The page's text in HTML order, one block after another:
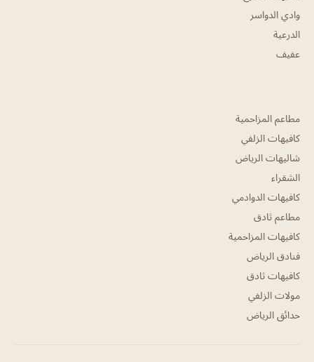
وادي الدواسر
الدرعية
عفيف
مطاعم المزاحمية
كافيهات الزلفي
شاليهات الرياض
الشقراء
كافيهات الدوادمي
مطاعم ثادق
كافيهات المزاحمية
فنادق الرياض
كافيهات ثادق
مولات الزلفي
حدائق الرياض